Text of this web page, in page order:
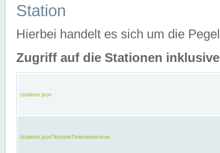
Station
Hierbei handelt es sich um die
Zugriff auf die Stationen
/stations.json
/stations.json?includeTimeseries=true